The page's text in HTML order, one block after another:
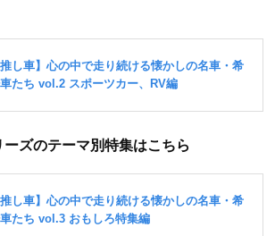
ーズのテーマ別特集はこちら